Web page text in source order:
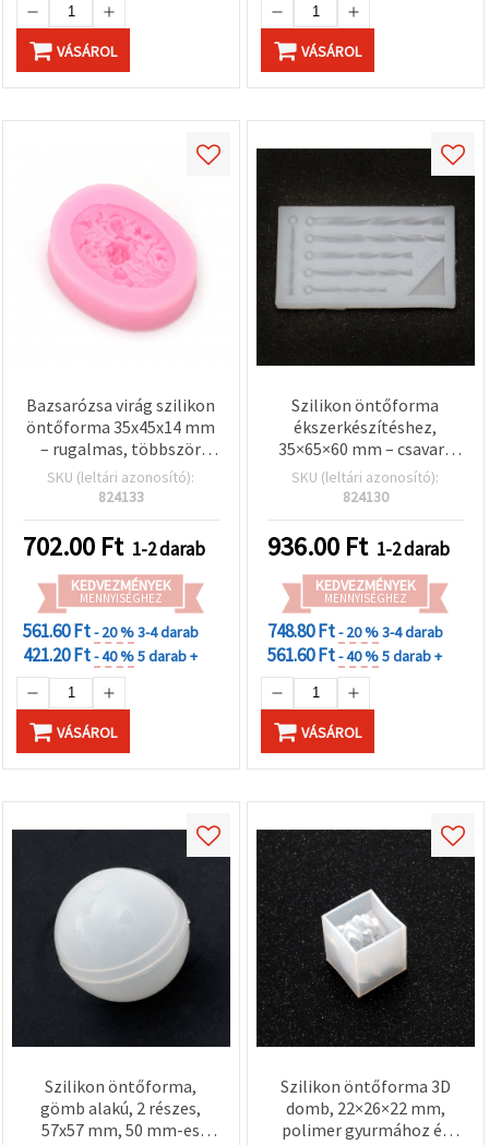
VÁSÁROL VÁSÁROL
Bazsarózsa virág szilikon
öntőforma 35x45x14 mm
– rugalmas, többször
használható polimer
gyurmához, epoxi
DIY ékszerkészítéshez
SKU (leltári azonosító):
824133
702.00 Ft 1-2 darab
KEDVEZMÉNYEK
MENNYISÉGHEZ
561.60 Ft- 20 %3-4 darab
421.20 Ft- 40 %5 darab +
VÁSÁROL
Szilikon öntőforma
ékszerkészítéshez,
35×65×60 mm – csavart
cső alakú medálokhoz,
DIY hobbi-kézműves
SKU (leltári azonosító):
824130
936.00 Ft 1-2 darab
KEDVEZMÉNYEK
MENNYISÉGHEZ
748.80 Ft- 20 %3-4 darab
561.60 Ft- 40 %5 darab +
VÁSÁROL
Szilikon öntőforma,
gömb alakú, 2 részes,
57x57 mm, 50 mm-es
Szilikon öntőforma 3D
domb, 22×26×22 mm,
polimer gyurmához és